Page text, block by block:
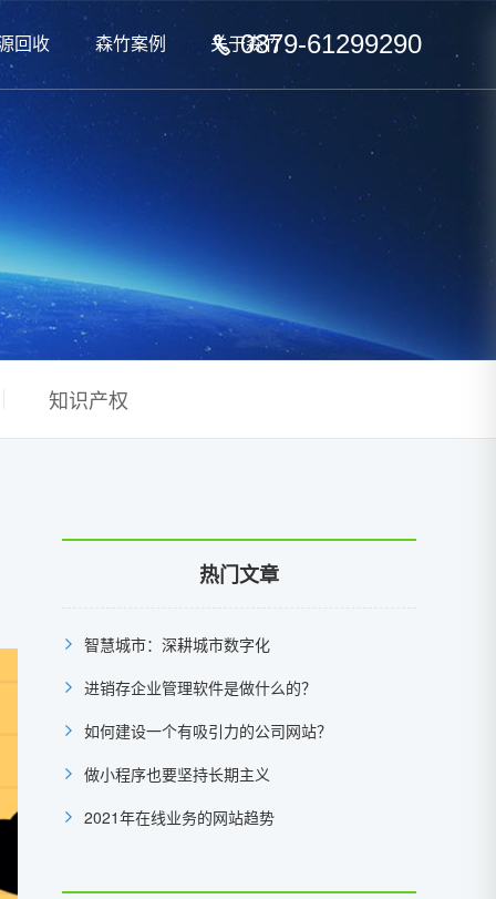
0379-61299290
回收 森竹案例 关于森竹
知识产权
热门文章
智慧城市：深耕城市数字化
进销存企业管理软件是做什么的？
如何建设一个有吸引力的公司网站？
做小程序也要坚持长期主义
2021年在线业务的网站趋势